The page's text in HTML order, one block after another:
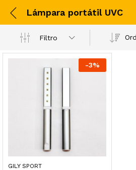
Lámpara portátil UVC
Filtro
-3%
GILY SPORT